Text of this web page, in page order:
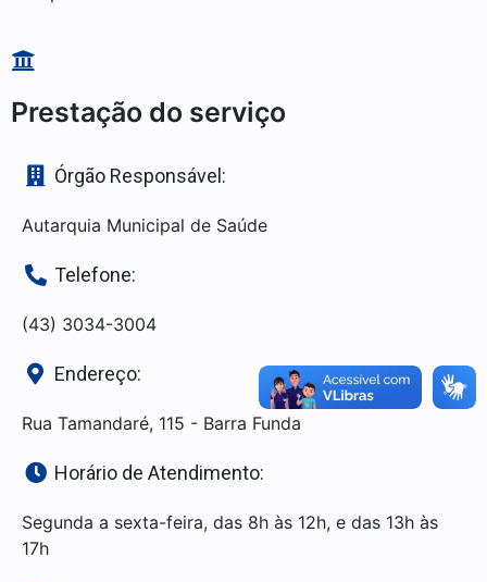
Prestação do serviço
Órgão Responsável:
Autarquia Municipal de Saúde
Telefone:
(43) 3034-3004
Endereço:
Rua Tamandaré, 115 - Barra Funda
Horário de Atendimento:
Segunda a sexta-feira, das 8h às 12h, e das 13h às
17h